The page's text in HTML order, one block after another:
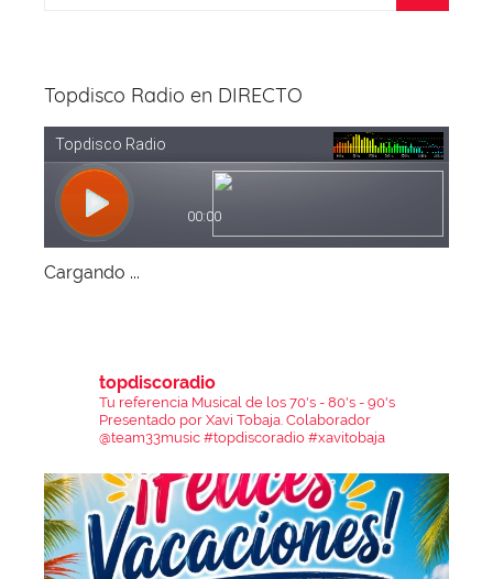
Topdisco Radio en DIRECTO
Cargando ...
topdiscoradio
Tu referencia Musical de los 70's - 80's - 90's
Presentado por Xavi Tobaja. Colaborador
@team33music #topdiscoradio #xavitobaja